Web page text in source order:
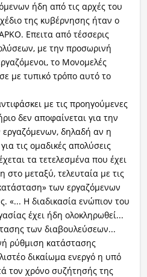
ήδη από τις αρχές του
της κυβέρνησης ήταν ο
Επειτα από τέσσερις
με την προσωρινή
το Μονομελές
με τυπικό τρόπο αυτό το
με τις προηγούμενες
δεν αποφαίνεται για την
δηλαδή αν η
τις ομαδικές απολύσεις
τα τετελεσμένα που έχει
μεταξύ, τελευταία με τις
των εργαζόμενων
«... Η διαδικασία ενώπιον του
έχει ήδη ολοκληρωθεί...
των διαβουλεύσεων...
ρύθμιση κατάστασης
δικαίωμα ενεργό η υπό
τον χρόνο συζήτησής της